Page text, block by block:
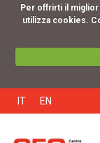
Per offrirti il
utilizza cookies.
IT EN